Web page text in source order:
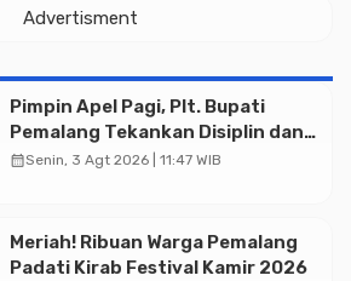
Advertisment
Advertisment
Pimpin Apel Pagi, Plt. Bupati
Pemalang Tekankan Disiplin dan
Soliditas ASN untuk Pelayanan
calendar_monthSenin, 3 Agt 2026 | 11:47 WIB
Meriah! Ribuan Warga Pemalang
Padati Kirab Festival Kamir 2026